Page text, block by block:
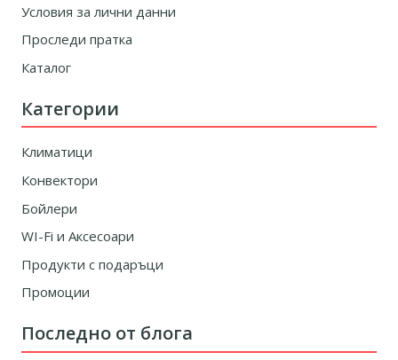
Условия за лични данни
Проследи пратка
Каталог
Категории
Климатици
Конвектори
Бойлери
WI-Fi и Аксесоари
Продукти с подаръци
Промоции
Последно от блога